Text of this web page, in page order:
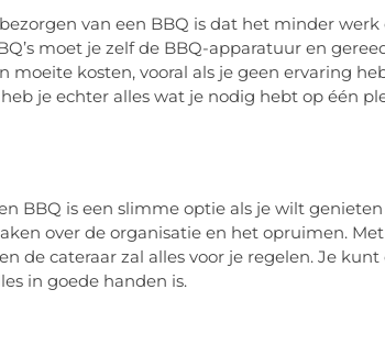
van een BBQ is dat het minder
moet je zelf de BBQ-apparatuur en
moeite kosten, vooral als je geen ervaring
je echter alles wat je nodig hebt op één
BBQ is een slimme optie als je wilt
over de organisatie en het opruimen.
de cateraar zal alles voor je regelen. Je
in goede handen is.